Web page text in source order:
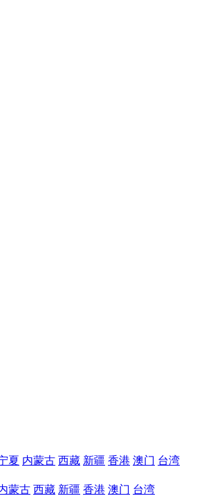
夏 内蒙古 西藏 新疆 香港 澳门 台湾
蒙古 西藏 新疆 香港 澳门 台湾